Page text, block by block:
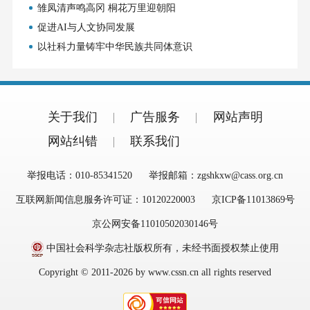
雏凤清声鸣高冈 桐花万里迎朝阳
促进AI与人文协同发展
以社科力量铸牢中华民族共同体意识
关于我们 广告服务
网站声明
网站纠错
联系我们
举报电话：010-85341520 举报邮箱：zgshkxw@cass.org.cn
互联网新闻信息服务许可证：10120220003 京ICP备11013869号
京公网安备11010502030146号
中国社会科学杂志社版权所有，未经书面授权禁止使用
Copyright © 2011-2026 by www.cssn.cn all rights reserved